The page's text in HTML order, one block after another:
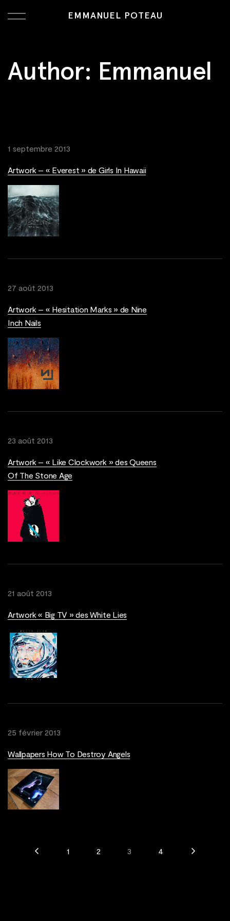
EMMANUEL POTEAU
Author: Emmanuel
1 septembre 2013
Artwork – « Everest » de Girls In Hawaii
27 août 2013
Artwork – « Hesitation Marks » de Nine
Inch Nails
23 août 2013
Artwork – « Like Clockwork » des Queens
Of The Stone Age
21 août 2013
Artwork « Big TV » des White Lies
25 février 2013
Wallpapers How To Destroy Angels
1 2 3 4